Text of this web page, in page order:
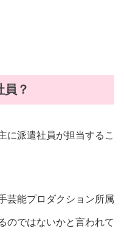
員？
に派遣社員が担当するこ
芸能プロダクション所属
のではないかと言われて